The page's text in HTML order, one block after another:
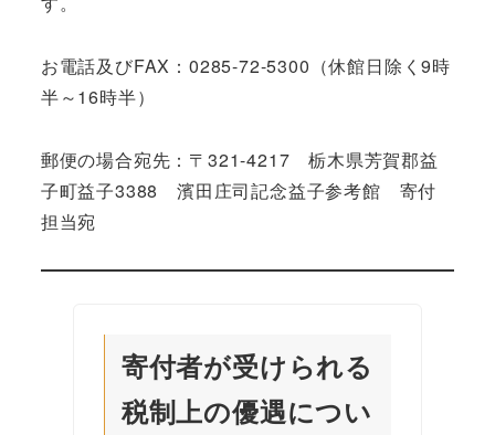
お電話及びFAX：0285-72-5300（休館日除く9時
半～16時半）
郵便の場合宛先：〒321-4217 栃木県芳賀郡益
子町益子3388 濱田庄司記念益子参考館 寄付
担当宛
寄付者が受けられる
税制上の優遇につい